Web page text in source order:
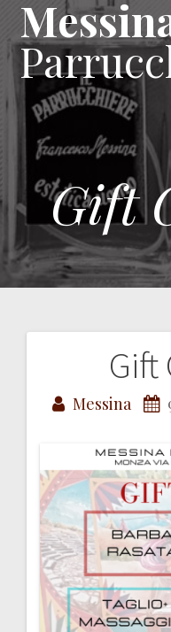
Gift
Gift
Messina
articoli